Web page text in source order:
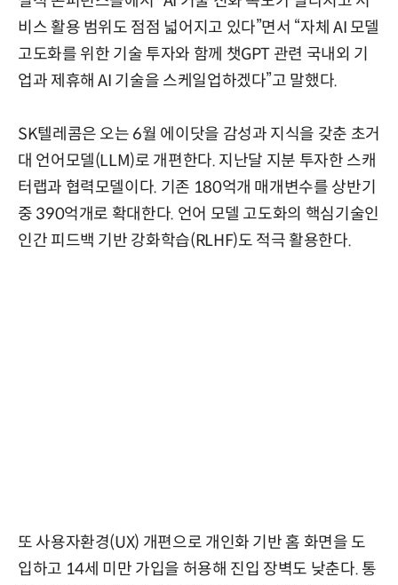
비스 활용 범위도 점점 넓어지고 있다”면서 “자체 AI 모델
고도화를 위한 기술 투자와 함께 챗GPT 관련 국내외 기
업과 제휴해 AI 기술을 스케일업하겠다”고 말했다.
SK텔레콤은 오는 6월 에이닷을 감성과 지식을 갖춘 초거
대 언어모델(LLM)로 개편한다. 지난달 지분 투자한 스캐
터랩과 협력모델이다. 기존 180억개 매개변수를 상반기
중 390억개로 확대한다. 언어 모델 고도화의 핵심기술인
인간 피드백 기반 강화학습(RLHF)도 적극 활용한다.
또 사용자환경(UX) 개편으로 개인화 기반 홈 화면을 도
입하고 14세 미만 가입을 허용해 진입 장벽도 낮춘다. 통